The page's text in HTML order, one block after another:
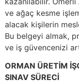
ve ağaç kesme
alacak kişilerin
Bu belgeyi almak,
ve iş güvencenizi
ORMAN ÜRETİM
SINAV SÜRECİ